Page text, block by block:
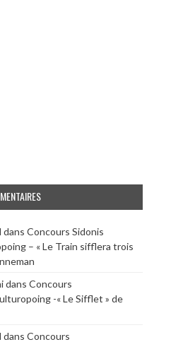
dans Concours Sidonis
– « Le Train sifflera trois
dans Concours
-« Le Sifflet » de
dans Concours